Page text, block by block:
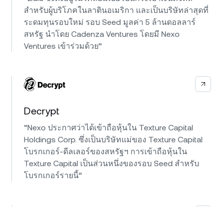
สำหรับผู้บริโภคในลาตินอเมริกา และเป็นบริษัทล่าสุดที่
ระดมทุนรอบใหม่ รอบ Seed มูลค่า 5 ล้านดอลลาร์
สหรัฐ นำโดย Cadenza Ventures โดยมี Nexo
Ventures เข้าร่วมด้วย”
Decrypt
“Nexo ประกาศว่าได้เข้าถือหุ้นใน Texture Capital
Holdings Corp. ซึ่งเป็นบริษัทแม่ของ Texture Capital
โบรกเกอร์-ดีลเลอร์ของสหรัฐฯ การเข้าถือหุ้นใน
Texture Capital เป็นส่วนหนึ่งของรอบ Seed สำหรับ
โบรกเกอร์รายนี้”